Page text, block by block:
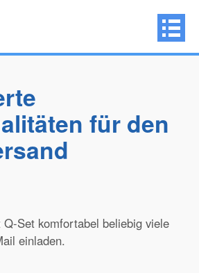
für den
Q-Set komfortabel beliebig viele
einladen.